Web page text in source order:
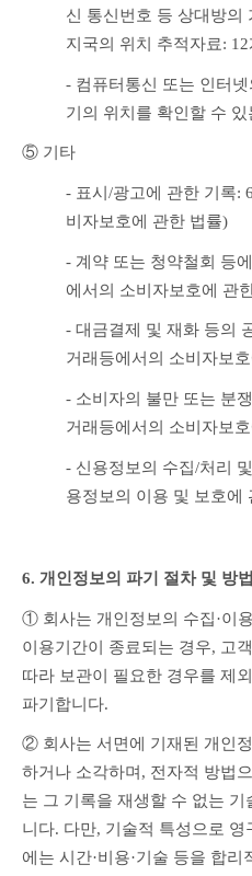
신 통신번호 등 상대방의
지국의 위치 추적자료: 12
- 컴퓨터통신 또는 인터
기의 위치를 확인할 수
⑤ 기타
- 표시/광고에 관한 기록:
비자보호에 관한 법률)
- 계약 또는 청약철회 등
에서의 소비자보호에 관
- 대금결제 및 재화 등의
거래등에서의 소비자보
- 소비자의 불만 또는 분
거래등에서의 소비자보
- 신용정보의 수집/처리
용정보의 이용 및 보호에
6. 개인정보의 파기 절차 및 방법
① 회사는 개인정보의 수집·이
이용기간이 종료되는 경우, 고
따라 보관이 필요한 경우를 제
파기합니다.
② 회사는 서면에 기재된 개인
하거나 소각하며, 전자적 방법
는 그 기록을 재생할 수 없는
니다. 다만, 기술적 특성으로
에는 시간·비용·기술 등을 합